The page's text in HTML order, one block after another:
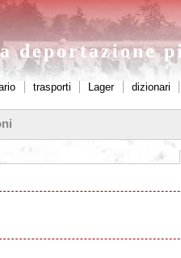
trasporti Lager dizionari